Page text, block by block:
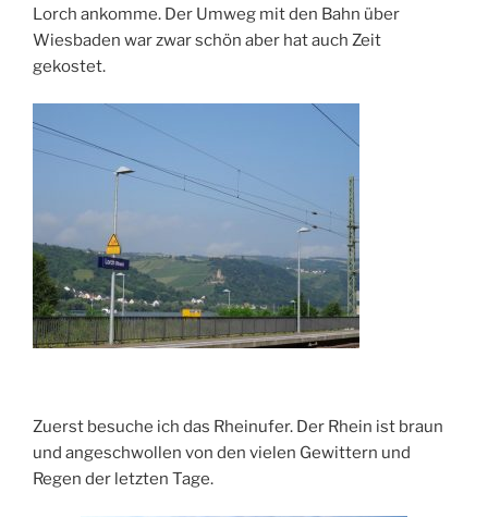
Lorch ankomme. Der Umweg mit den Bahn über
Wiesbaden war zwar schön aber hat auch Zeit
gekostet.
Zuerst besuche ich das Rheinufer. Der Rhein ist braun
und angeschwollen von den vielen Gewittern und
Regen der letzten Tage.